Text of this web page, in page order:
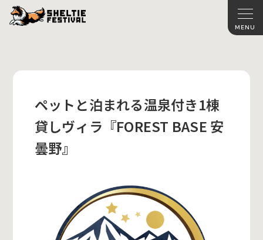
ペットと泊まれる温泉付き1棟
貸しヴィラ『FOREST BASE 安
曇野』